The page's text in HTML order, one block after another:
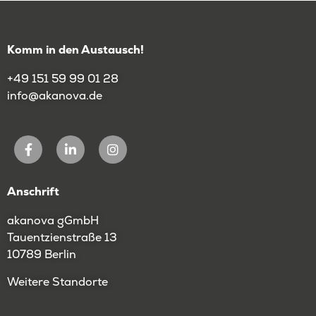
Komm in den Austausch!
+49 151 59 99 01 28
info@akanova.de
Anschrift
akanova gGmbH
Tauentzienstraße 13
10789 Berlin
Weitere Standorte